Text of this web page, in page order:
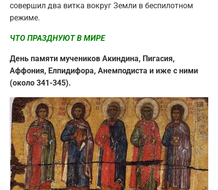
совершил два витка вокруг Земли в беспилотном
режиме.
ЧТО ПРАЗДНУЮТ В МИРЕ
День памяти мучеников Акиндина, Пигасия,
Аффония, Елпидифора, Анемподиста и иже с ними
(около 341-345).